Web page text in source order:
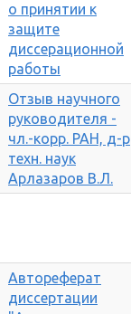
о принятии к
защите
диссерационной
работы
Отзыв научного
руководителя -
чл.-корр. РАН, д-р
техн. наук
Арлазаров В.Л.
Автореферат
диссертации